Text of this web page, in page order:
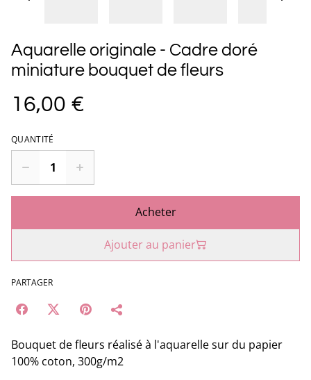
Aquarelle originale - Cadre doré
miniature bouquet de fleurs
16,00 €
QUANTITÉ
Acheter
Ajouter au panier
PARTAGER
Bouquet de fleurs réalisé à l'aquarelle sur du papier
100% coton, 300g/m2